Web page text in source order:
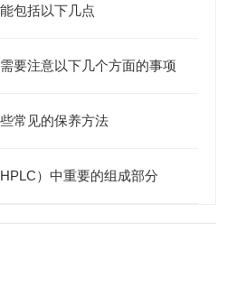
包括以下几点
要注意以下几个方面的事项
常见的保养方法
）中重要的组成部分